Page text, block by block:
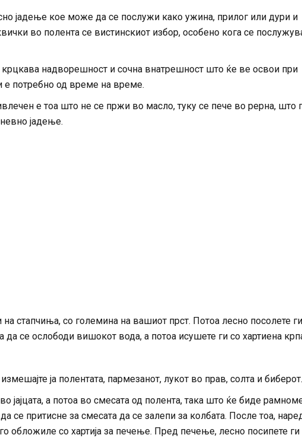
јадење кое може да се послужи како ужина, прилог или дури и
во полента се вистинскиот избор, особено кога се
надворешност и сочна внатрешност што ќе ве освои при
е потребно од време на време.
е тоа што не се пржи во масло, туку се пече во рерна, што
јадење.
на стапчиња, со големина на вашиот прст. Потоа лесно посолете
да се ослободи вишокот вода, а потоа исушете ги со хартиена
ја полентата, пармезанот, лукот во прав, солта и биберот.
јајцата, а потоа во смесата од полента, така што ќе биде
се притисне за смесата да се залепи за колбата. После тоа,
обложиле со хартија за печење. Пред печење, лесно посипете ги